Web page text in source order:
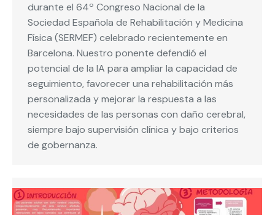
durante el 64º Congreso Nacional de la
Sociedad Española de Rehabilitación y Medicina
Física (SERMEF) celebrado recientemente en
Barcelona. Nuestro ponente defendió el
potencial de la IA para ampliar la capacidad de
seguimiento, favorecer una rehabilitación más
personalizada y mejorar la respuesta a las
necesidades de las personas con daño cerebral,
siempre bajo supervisión clínica y bajo criterios
de gobernanza.